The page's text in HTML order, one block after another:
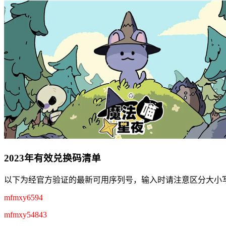
2023年有效兑换码清单
以下为经官方验证的最新可用序列号，输入时请注意区分大小
mfmxy6594
mfmxy54843